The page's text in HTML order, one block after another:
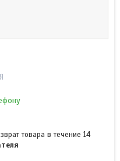
товара в течение 14